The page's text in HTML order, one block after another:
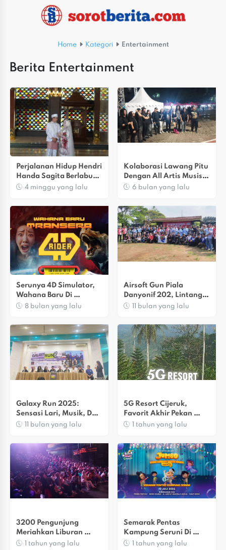
Home Kategori Entertainment
Berita Entertainment
Perjalanan Hidup Hendri
Handa Sagita Berlabuh
Di Pelaminan, Resmi
Widiastuti Di Cibinong
4 minggu yang lalu
Kolaborasi Lawang Pitu
Dengan All Artis Musisi
Rock Papan Atas
6 bulan yang lalu
Serunya 4D Simulator,
Wahana Baru Di
Transera  ‎
8 bulan yang lalu
Airsoft Gun Piala
Danyonif 202, Lintang
Sabet Juara Kategori
11 bulan yang lalu
Galaxy Run 2025:
Sensasi Lari, Musik, Dan
UMKM Lokal
11 bulan yang lalu
5G Resort Cijeruk,
Favorit Akhir Pekan
Bernuansa Modern
1 tahun yang lalu
3200 Pengunjung
Meriahkan Liburan
Sekolah Di Trans Studio
1 tahun yang lalu
Semarak Pentas
Kampung Seruni Di
Trans Studio Cibubur
1 tahun yang lalu